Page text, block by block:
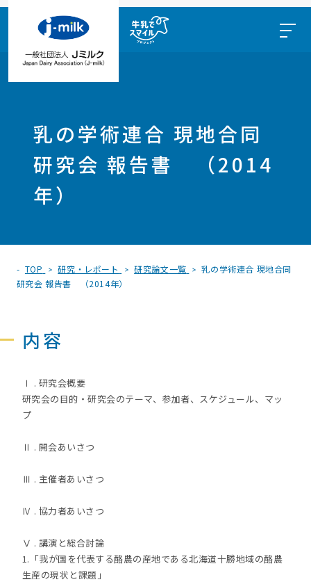
乳の学術連合 現地合同
研究会 報告書 （2014
年）
TOP 研究・レポート 研究論文一覧
乳の学術連合 現地合同
研究会 報告書 （2014年）
内容
Ⅰ . 研究会概要
研究会の目的・研究会のテーマ、参加者、スケジュール、マッ
プ
Ⅱ . 開会あいさつ
Ⅲ . 主催者あいさつ
Ⅳ . 協力者あいさつ
Ⅴ . 講演と総合討論
1.「我が国を代表する酪農の産地である北海道十勝地域の酪農
生産の現状と課題」